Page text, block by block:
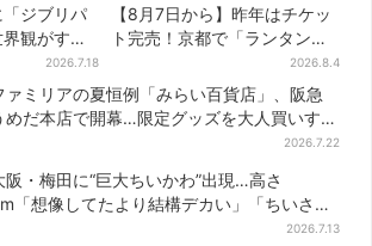
「ジブリパ
観がすご
巨大フォ
2026.7.18
【8月7日から】昨年はチケッ
ト完売！京都で「ランタンフ
ェス」、最大3500の光が夜空
に…会場には縁日も
2026.8.4
ァミリアの夏恒例「みらい百貨店」、阪急
めだ本店で開幕…限定グッズを大人買いする
2026.7.22
阪・梅田に“巨大ちいかわ”出現…高さ
「想像してたより結構デカい」「ちいさ…
2026.7.13